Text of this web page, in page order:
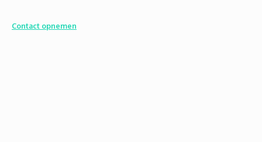
Contact opnemen